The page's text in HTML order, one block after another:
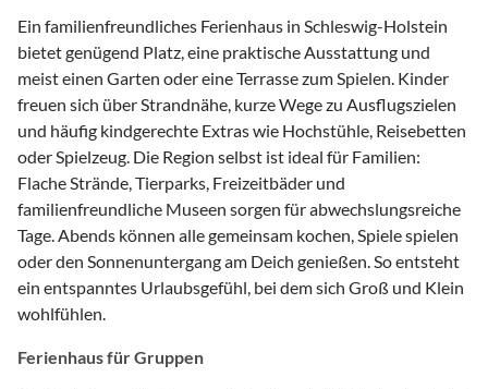
Ein familienfreundliches Ferienhaus in Schleswig-Holstein
bietet genügend Platz, eine praktische Ausstattung und
meist einen Garten oder eine Terrasse zum Spielen. Kinder
freuen sich über Strandnähe, kurze Wege zu Ausflugszielen
und häufig kindgerechte Extras wie Hochstühle, Reisebetten
oder Spielzeug. Die Region selbst ist ideal für Familien:
Flache Strände, Tierparks, Freizeitbäder und
familienfreundliche Museen sorgen für abwechslungsreiche
Tage. Abends können alle gemeinsam kochen, Spiele spielen
oder den Sonnenuntergang am Deich genießen. So entsteht
ein entspanntes Urlaubsgefühl, bei dem sich Groß und Klein
wohlfühlen.
Ferienhaus für Gruppen